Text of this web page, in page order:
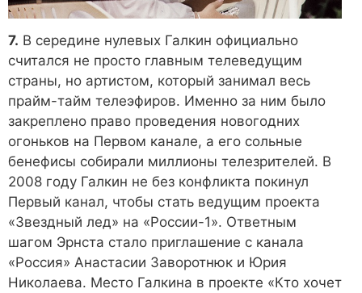
7. В середине нулевых Галкин официально
считался не просто главным телеведущим
страны, но артистом, который занимал весь
прайм-тайм телеэфиров. Именно за ним было
закреплено право проведения новогодних
огоньков на Первом канале, а его сольные
бенефисы собирали миллионы телезрителей. В
2008 году Галкин не без конфликта покинул
Первый канал, чтобы стать ведущим проекта
«Звездный лед» на «России-1». Ответным
шагом Эрнста стало приглашение с канала
«Россия» Анастасии Заворотнюк и Юрия
Николаева. Место Галкина в проекте «Кто хочет